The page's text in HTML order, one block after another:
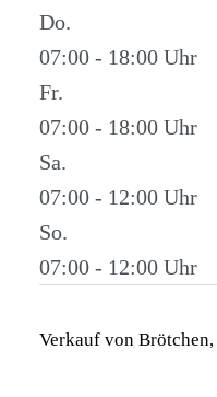
Do.
07:00 - 18:00
Fr.
07:00 - 18:00
Sa.
07:00 - 12:00
So.
07:00 - 12:00
Verkauf von Brötchen,